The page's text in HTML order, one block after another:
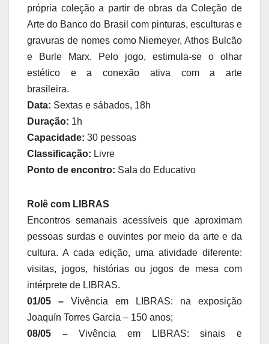
própria coleção a partir de obras da Coleção de
Arte do Banco do Brasil com pinturas, esculturas e
gravuras de nomes como Niemeyer, Athos Bulcão
e Burle Marx. Pelo jogo, estimula-se o olhar
estético e a conexão ativa com a arte
brasileira.
Data: Sextas e sábados, 18h
Duração: 1h
Capacidade: 30 pessoas
Classificação: Livre
Ponto de encontro: Sala do Educativo
Rolê com LIBRAS
Encontros semanais acessíveis que aproximam
pessoas surdas e ouvintes por meio da arte e da
cultura. A cada edição, uma atividade diferente:
visitas, jogos, histórias ou jogos de mesa com
intérprete de LIBRAS.
01/05 – Vivência em LIBRAS: na exposição
Joaquín Torres Garcia – 150 anos;
08/05 –Vivência em LIBRAS: sinais e